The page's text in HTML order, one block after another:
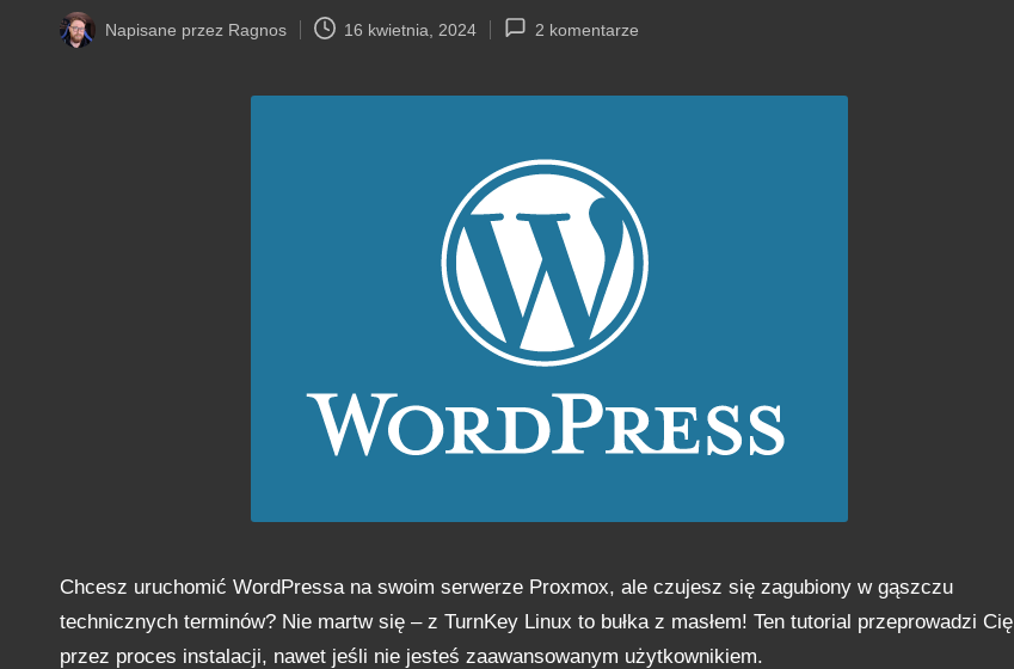
Posted
Napisane przez Ragnos 16 kwietnia, 2024 2 komentarze
Chcesz uruchomić WordPressa na swoim serwerze Proxmox, ale czujesz się zagubiony w gąszczu
technicznych terminów? Nie martw się – z TurnKey Linux to bułka z masłem! Ten tutorial przeprowadzi Cię
przez proces instalacji, nawet jeśli nie jesteś zaawansowanym użytkownikiem.